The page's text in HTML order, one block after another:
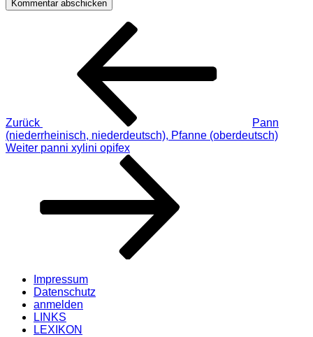
Beitragsnavigation
Zurück
Pann
(niederrheinisch, niederdeutsch), Pfanne (oberdeutsch)
Nächster
Weiter panni xylini opifex
Impressum
Datenschutz
anmelden
LINKS
LEXIKON